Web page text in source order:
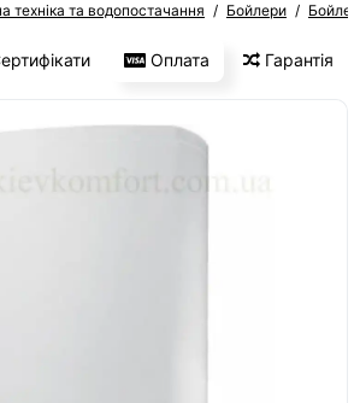
техніка та водопостачання Бойлери
Оплата Гарантія